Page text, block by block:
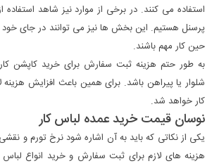
استفاده می کنند. در برخی از موارد نیز شاهد
پرسنل هستیم. این بخش ها نیز می توانند در جای
حین کار مهم باشند.
به طور حتم هزینه ثبت سفارش برای خرید کاپشن کار
شلوار یا پیراهن باشد. برای همین باعث افزایش هزینه
کار خواهد شد.
نوسان قیمت خرید عمده لباس کار
یکی از نکاتی که باید به آن اشاره شود نرخ تورم و
هزینه های لازم برای ثبت سفارش و خرید انواع لباس